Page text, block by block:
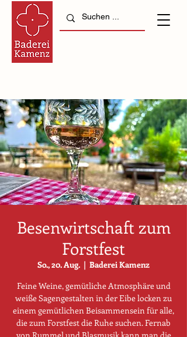
Besenwirtschaft zum
Forstfest
So., 20. Aug.
  |
Baderei Kamenz
Feine Weine, gemütliche Atmosphäre und
weiße Sagengestalten in der Eibe locken zu
einem gemütlichen Beisammensein für alle,
die zum Forstfest die Ruhe suchen. Fernab